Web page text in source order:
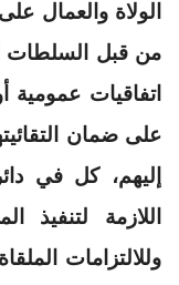
الولاة والعمال
من قبل السلطات
اتفاقيات
على ضمان
إليهم، كل في
اللازمة لتنفيذ
وللالتزامات